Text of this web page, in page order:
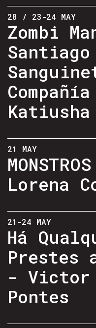
20 / 23-24 MAY
Zombi
Santiago
Katiusha
21 MAY
Lorena
21-24 MAY
Há
Prestes
- Victor
Pontes